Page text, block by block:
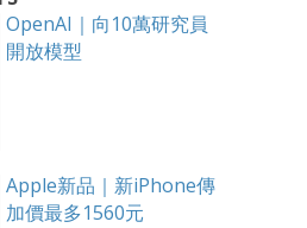
OpenAI｜向10萬研究員
開放模型
Apple新品｜新iPhone傳
加價最多1560元